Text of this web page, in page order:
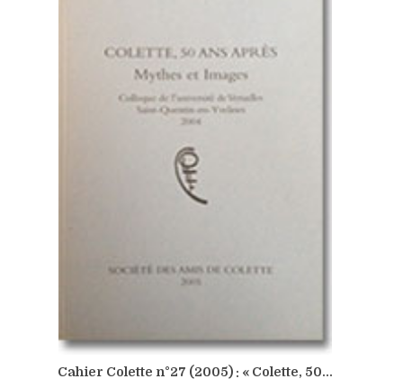
Cahier Colette n°27 (2005) : « Colette, 50...